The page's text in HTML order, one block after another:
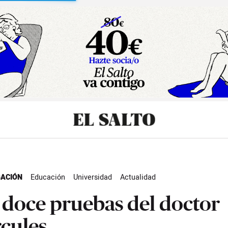
Educación Universidad Actualidad
doce pruebas del doctor